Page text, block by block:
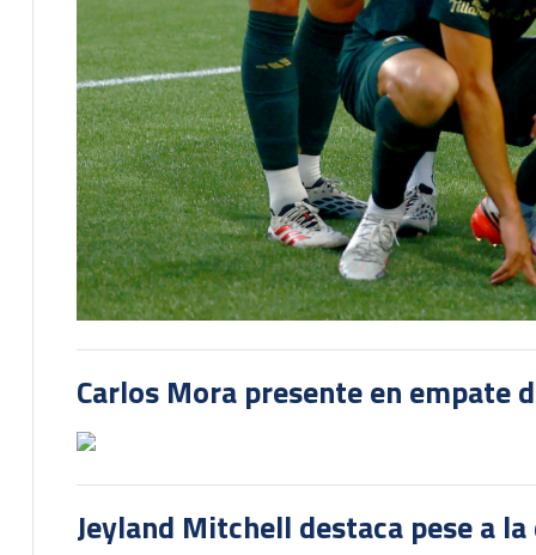
Carlos Mora presente en empate
Jeyland Mitchell destaca pese a